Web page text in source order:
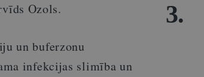
Ozols.
un buferzonu
infekcijas slimība un
3.